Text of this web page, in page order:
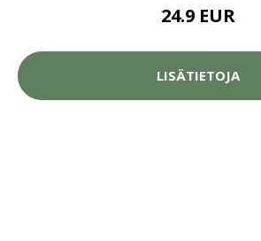
24.9 EUR
LISÄTIETOJA